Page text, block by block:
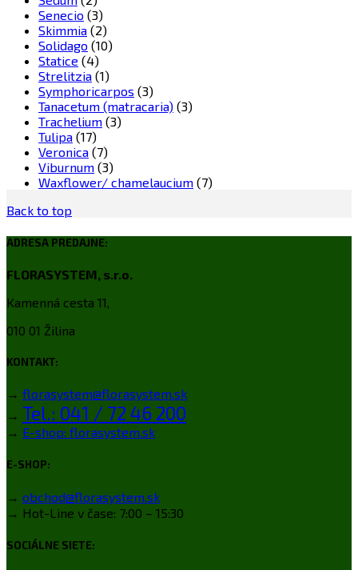
Senecio (3)
Skimmia (2)
Solidago (10)
Statice (4)
Strelitzia (1)
Symphoricarpos (3)
Tanacetum (matracaria) (3)
Trachelium (3)
Tulipa (17)
Veronica (7)
Viburnum (3)
Waxflower/ chamelaucium (7)
Back to top
ADRESA PREDAJNE:
FLORASYSTEM, s.r.o.
Kamenná cesta 11,
010 01 Žilina
KONTAKT:
→ florasystem@florasystem.sk
→ Tel.: 041 / 72 46 200
→ E-shop: florasystem.sk
E-SHOP:
→ obchod@florasystem.sk
→ Hot-Line v čase: 7:00 – 15:30
SOCIÁLNE SIETE: